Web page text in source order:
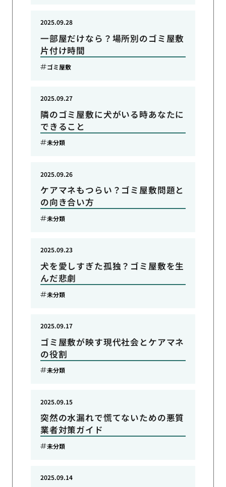
一部屋だけなら？場所別のゴミ屋敷
片付け時間
2025.09.28
ゴミ屋敷
隣のゴミ屋敷に犬がいる時あなたに
できること
2025.09.27
未分類
ケアマネもつらい？ゴミ屋敷問題と
の向き合い方
2025.09.26
未分類
犬を愛しすぎた孤独？ゴミ屋敷を生
んだ悲劇
2025.09.23
未分類
ゴミ屋敷が映す現代社会とケアマネ
の役割
2025.09.17
未分類
突然の水漏れで慌てないための悪質
業者対策ガイド
2025.09.15
未分類
2025.09.14